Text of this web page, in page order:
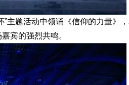
题活动中领诵《信仰的力量》
宾的强烈共鸣。